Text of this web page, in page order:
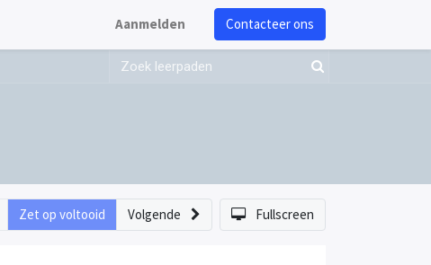
Aanmelden Contacteer ons
Zet op voltooid Volgende Fullscreen